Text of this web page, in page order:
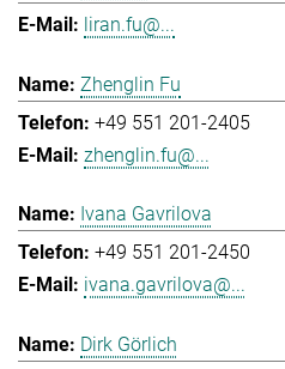
liran.fu@...
Zhenglin Fu
+49 551 201-2405
zhenglin.fu@...
Ivana Gavrilova
+49 551 201-2450
ivana.gavrilova@...
Dirk Görlich